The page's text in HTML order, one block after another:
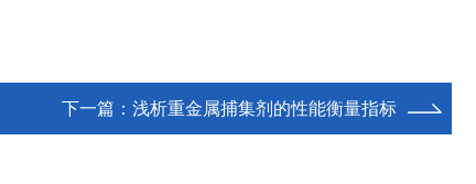
下一篇： 浅析重金属捕集剂的性能衡量指标